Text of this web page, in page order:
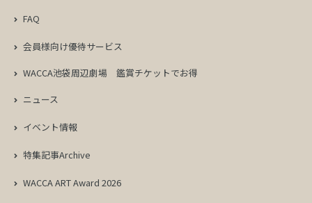
FAQ
会員様向け優待サービス
WACCA池袋周辺劇場 鑑賞チケットでお得
ニュース
イベント情報
特集記事Archive
WACCA ART Award 2026